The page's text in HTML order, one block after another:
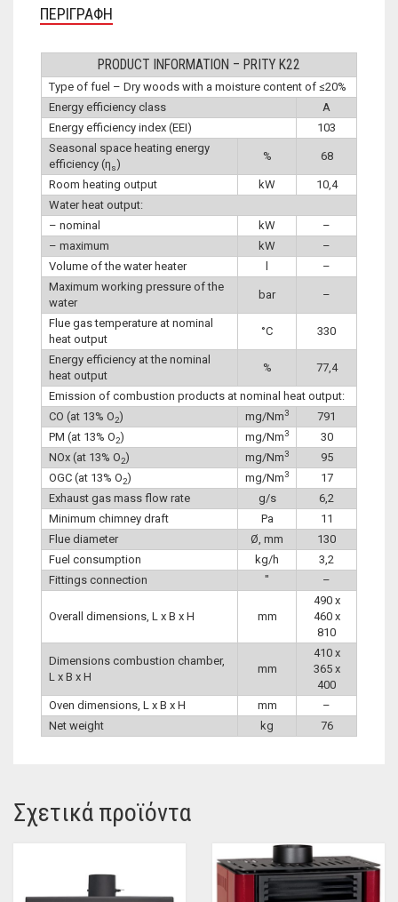
ΠΕΡΙΓΡΑΦΉ
PRODUCT INFORMATION – PRITY K22
Type of fuel – Dry woods with a moisture content of ≤20%
Energy efficiency class
A
Energy efficiency index (EEI)
103
Seasonal space heating energy
efficiency (ηs)
% 68
Room heating output kW
10,4
Water heat output:
– nominal
kW
–
– maximum
kW
–
Volume of the water heater
–
Maximum working pressure of the
water
bar –
Flue gas temperature at nominal
heat output
°C 330
Energy efficiency at the nominal
heat output
% 77,4
Emission of combustion products at nominal heat output:
CO (at 13% O2) mg/Nm3
791
PM (at 13% O2) mg/Nm3
30
NOx (at 13% O2) mg/Nm3
95
OGC (at 13% O2) mg/Nm3
17
Exhaust gas mass flow rate
g/s
6,2
Minimum chimney draft
Pa
11
Flue diameter
Ø, mm
130
Fuel consumption
kg/h
3,2
Fittings connection
″ –
Overall dimensions, L x B x H mm
490 x
460 x
810
Dimensions combustion chamber,
L x B x H
mm
410 x
365 x
400
Oven dimensions, L x B x H
mm
–
Net weight
kg 76
Σχετικά προϊόντα